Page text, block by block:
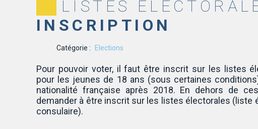
LISTES
INSCRIPTION
Catégorie : Elections
Pour pouvoir voter, il faut être inscrit sur les listes
pour les jeunes de 18 ans (sous certaines
nationalité française après 2018. En dehors de
demander à être inscrit sur les listes électorales (liste
consulaire).